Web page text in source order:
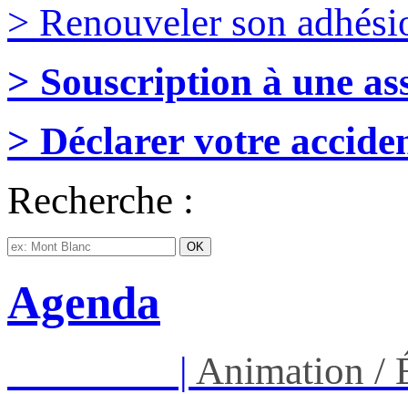
> Renouveler son
> Souscription à une
> Déclarer votre
Recherche :
Agenda
| Animation /